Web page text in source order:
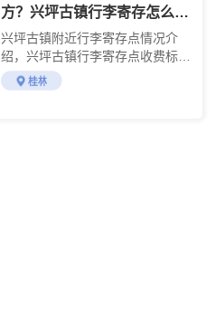
方？兴坪古镇行李寄存怎么收
费？
兴坪古镇附近行李寄存点情况介
绍，兴坪古镇行李寄存点收费标准
介绍
桂林